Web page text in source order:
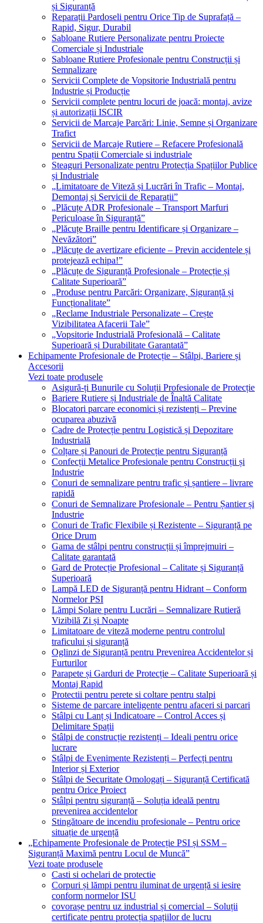
și Siguranță
Reparații Pardoseli pentru Orice Tip de Suprafață –
Rapid, Sigur, Durabil
Sabloane Rutiere Personalizate pentru Proiecte
Comerciale și Industriale
Sabloane Rutiere Profesionale pentru Construcții și
Semnalizare
Servicii Complete de Vopsitorie Industrială pentru
Industrie și Producție
Servicii complete pentru locuri de joacă: montaj, avize
și autorizații ISCIR
Servicii de Marcaje Parcări: Linie, Semne și Organizare
Trafict
Servicii de Marcaje Rutiere – Refacere Profesională
pentru Spații Comerciale si industriale
Steaguri Personalizate pentru Protecția Spațiilor Publice
și Industriale
„Limitatoare de Viteză și Lucrări în Trafic – Montaj,
Demontaj și Servicii de Reparații”
„Plăcuțe ADR Profesionale – Transport Marfuri
Periculoase în Siguranță”
„Plăcuțe Braille pentru Identificare și Organizare –
Nevăzători”
„Plăcuțe de avertizare eficiente – Previn accidentele și
protejează echipa!”
„Plăcuțe de Siguranță Profesionale – Protecție și
Calitate Superioară”
„Produse pentru Parcări: Organizare, Siguranță și
Funcționalitate”
„Reclame Industriale Personalizate – Crește
Vizibilitatea Afacerii Tale”
„Vopsitorie Industrială Profesională – Calitate
Superioară și Durabilitate Garantată”
Echipamente Profesionale de Protecție – Stâlpi, Bariere și
Accesorii
Vezi toate produsele
Asigură-ți Bunurile cu Soluții Profesionale de Protecție
Bariere Rutiere și Industriale de Înaltă Calitate
Blocatori parcare economici și rezistenți – Previne
ocuparea abuzivă
Cadre de Protecție pentru Logistică și Depozitare
Industrială
Colțare și Panouri de Protecție pentru Siguranță
Confecții Metalice Profesionale pentru Construcții și
Industrie
Conuri de semnalizare pentru trafic și șantiere – livrare
rapidă
Conuri de Semnalizare Profesionale – Pentru Șantier și
Industrie
Conuri de Trafic Flexibile și Rezistente – Siguranță pe
Orice Drum
Gama de stâlpi pentru construcții și împrejmuiri –
Calitate garantată
Gard de Protecție Profesional – Calitate și Siguranță
Superioară
Lampă LED de Siguranță pentru Hidrant – Conform
Normelor PSI
Lămpi Solare pentru Lucrări – Semnalizare Rutieră
Vizibilă Zi și Noapte
Limitatoare de viteză moderne pentru controlul
traficului și siguranță
Oglinzi de Siguranță pentru Prevenirea Accidentelor și
Furturilor
Parapete și Garduri de Protecție – Calitate Superioară și
Montaj Rapid
Protectii pentru perete si coltare pentru stalpi
Sisteme de parcare inteligente pentru afaceri si parcari
Stâlpi cu Lanț și Indicatoare – Control Acces și
Delimitare Spații
Stâlpi de construcție rezistenți – Ideali pentru orice
lucrare
Stâlpi de Evenimente Rezistenți – Perfecți pentru
Interior și Exterior
Stâlpi de Securitate Omologați – Siguranță Certificată
pentru Orice Proiect
Stâlpi pentru siguranță – Soluția ideală pentru
prevenirea accidentelor
Stingătoare de incendiu profesionale – Pentru orice
situație de urgență
„Echipamente Profesionale de Protecție PSI și SSM –
Siguranță Maximă pentru Locul de Muncă”
Vezi toate produsele
Casti si ochelari de protectie
Corpuri și lămpi pentru iluminat de urgență si iesire
conform normelor ISU
covorașe pentru uz industrial și comercial – Soluții
certificate pentru protecția spațiilor de lucru